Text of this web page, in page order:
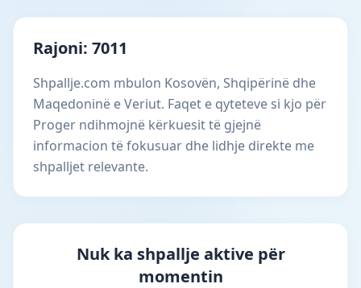
Rajoni: 7011
Shpallje.com mbulon Kosovën, Shqipërinë dhe
Maqedoninë e Veriut. Faqet e qyteteve si kjo për
Proger ndihmojnë kërkuesit të gjejnë
informacion të fokusuar dhe lidhje direkte me
shpalljet relevante.
Nuk ka shpallje aktive për
momentin